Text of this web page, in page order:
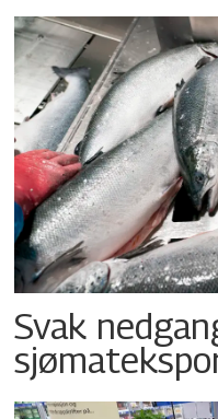
Svak